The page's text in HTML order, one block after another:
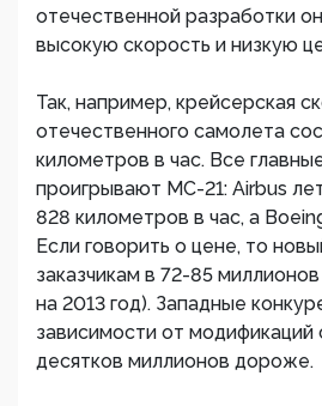
отечественной разработки
высокую скорость и низкую
Так, например, крейсерская
отечественного самолета
километров в час. Все
проигрывают МС-21: Airbus
828 километров в час, а
Если говорить о цене, то
заказчикам в 72-85
на 2013 год). Западные
зависимости от модификаций
десятков миллионов дороже.